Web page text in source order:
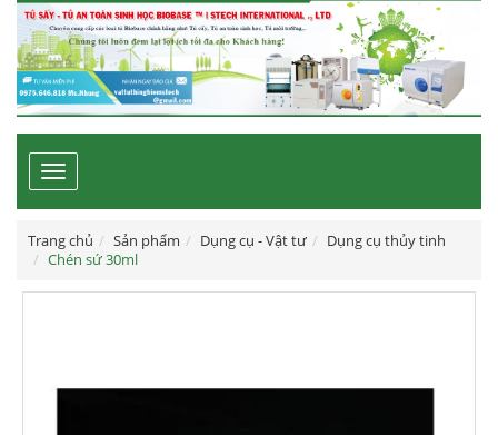
Toggle
navigation
Trang chủ Sản phẩm Dụng cụ - Vật tư
Dụng cụ thủy tinh
Chén sứ 30ml